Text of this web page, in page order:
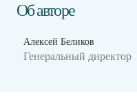
Об авторе
Алексей Беликов
Генеральный директор